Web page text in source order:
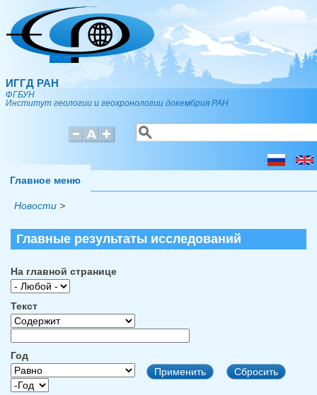
Перейти к основному содержанию
ИГГД РАН
ФГБУН
Институт геологии и геохронологии докембрия РАН
Форма поиска
Поиск
Главное меню
Новости >
Главные результаты исследований
На главной странице
Текст
Год
Год
Год